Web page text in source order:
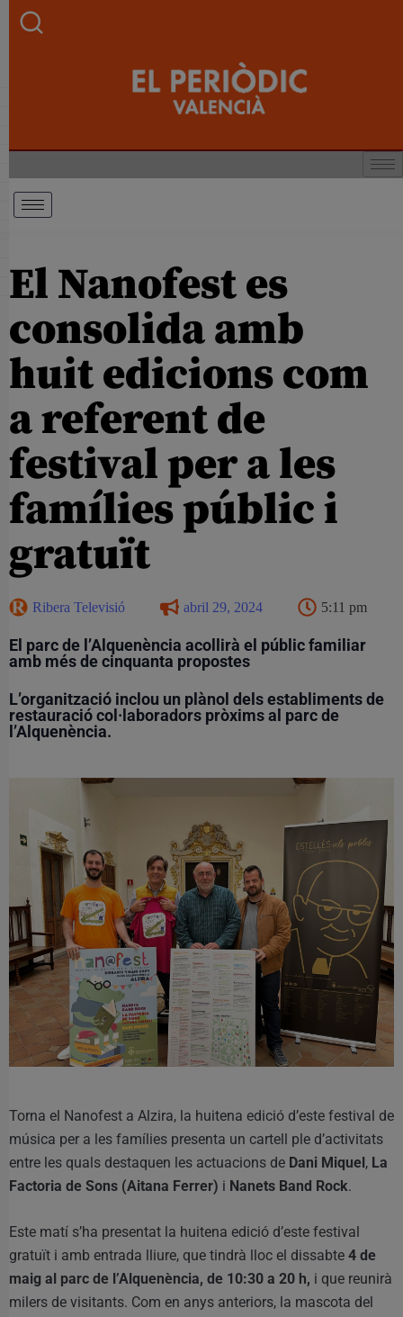
El Nanofest es
consolida amb
huit edicions com
a referent de
festival per a les
famílies públic i
gratuït
Ribera Televisió abril 29, 2024 5:11 pm
El parc de l’Alquenència acollirà el públic familiar
amb més de cinquanta propostes
L’organització inclou un plànol dels establiments de
restauració col·laboradors pròxims al parc de
l’Alquenència.
Torna el Nanofest a Alzira, la huitena edició d’este festival de
música per a les famílies presenta un cartell ple d’activitats
entre les quals destaquen les actuacions de Dani Miquel, La
Factoria de Sons (Aitana Ferrer) i Nanets Band Rock.
Este matí s’ha presentat la huitena edició d’este festival
gratuït i amb entrada lliure, que tindrà lloc el dissabte 4 de
maig al parc de l’Alquenència, de 10:30 a 20 h, i que reunirà
milers de visitants. Com en anys anteriors, la mascota del